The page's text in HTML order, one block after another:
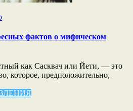
фактов о мифическом
как Сасквач или Йети, — это
которое, предположительно,